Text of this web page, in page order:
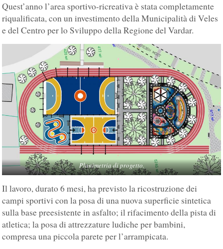
Quest’anno l’area sportivo-ricreativa è stata completamente
riqualificata, con un investimento della Municipalità di Veles
e del Centro per lo Sviluppo della Regione del Vardar.
Planimetria di progetto.
Il lavoro, durato 6 mesi, ha previsto la ricostruzione dei
campi sportivi con la posa di una nuova superficie sintetica
sulla base preesistente in asfalto; il rifacimento della pista di
atletica; la posa di attrezzature ludiche per bambini,
compresa una piccola parete per l’arrampicata.